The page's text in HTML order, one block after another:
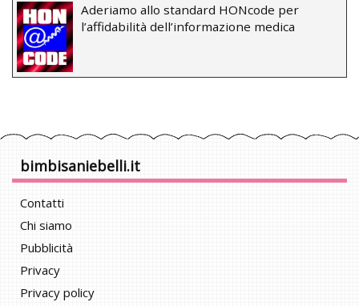
Aderiamo allo standard HONcode per
l’affidabilità dell’informazione medica
bimbisaniebelli.it
Contatti
Chi siamo
Pubblicità
Privacy
Privacy policy